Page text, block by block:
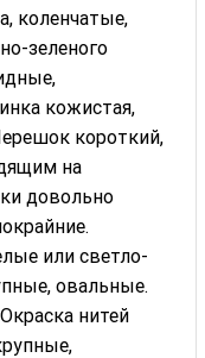
коленчатые,
зеленого
кожистая,
короткий,
на
довольно
или светло-
овальные.
нитей